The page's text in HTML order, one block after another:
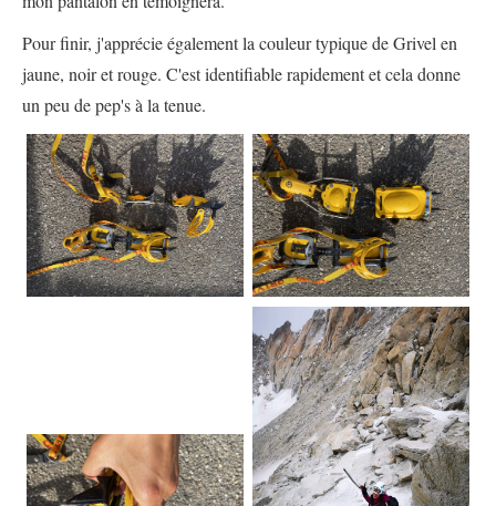
Pour finir, j'apprécie également la couleur typique de Grivel en
jaune, noir et rouge. C'est identifiable rapidement et cela donne
un peu de pep's à la tenue.